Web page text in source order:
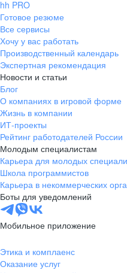
Владивосток
пер. Ланинский д. 4, офис 3.4
+7 423 202-33-28
pr@dv.hh.ru
Новосибирск
ул. Большевистская, д. 35,
помещение 21
+7 383 207-94-64
pr@nsk.hh.ru
Минск
пр-т Дзержинского, д. 57,
10 этаж, помещение 45-1
pr@rabota.by
hh PRO
Готовое резюме
Все сервисы
Хочу у вас работать
Производственный календарь
Экспертная рекомендация
Новости и статьи
Блог
О компаниях в игровой форме
Жизнь в компании
ИТ-проекты
Рейтинг работодателей России
Молодым специалистам
Карьера для молодых
Школа программистов
Карьера в некоммерческих
Боты для уведомлений
Мобильное приложение
Этика и комплаенс
Оказание услуг